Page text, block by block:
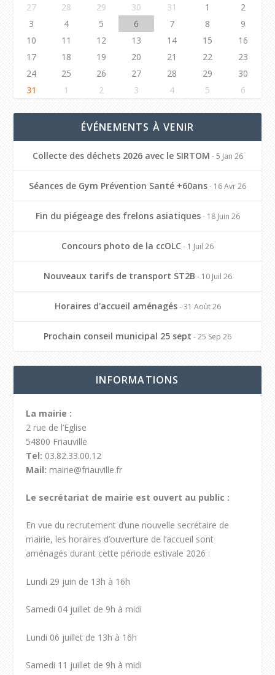
27
28 29 30 31 1
2
3
4 5 6 7 8
9
10
11 12 13 14 15
16
17
18 19 20 21 22
23
24
25 26 27 28 29
30
31
1 2 3 4 5 6
ÉVÉNEMENTS À VENIR
Collecte des déchets 2026 avec le SIRTOM - 5 Jan 26
Séances de Gym Prévention Santé +60ans- 16 Avr 26
Fin du piégeage des frelons asiatiques- 18 Juin 26
Concours photo de la ccOLC - 1 Juil 26
Nouveaux tarifs de transport ST2B - 10 Juil 26
Horaires d'accueil aménagés- 31 Août 26
Prochain conseil municipal 25 sept - 25 Sep 26
INFORMATIONS
La mairie :
2 rue de l’Eglise
54800 Friauville
Tel: 03.82.33.00.12
Mail: mairie@friauville.fr
Le secrétariat de mairie est ouvert au public :
En vue du recrutement d’une nouvelle secrétaire de
mairie, les horaires d’ouverture de l’accueil sont
aménagés durant cette période estivale 2026 :
Lundi 29 juin de 13h à 16h
Samedi 04 juillet de 9h à midi
Lundi 06 juillet de 13h à 16h
Samedi 11 juillet de 9h à midi